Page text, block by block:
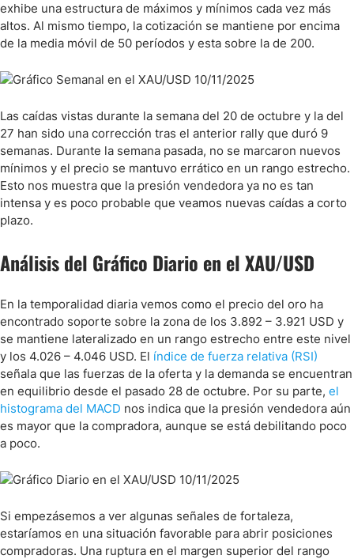
exhibe una estructura de máximos y mínimos cada vez más
altos. Al mismo tiempo, la cotización se mantiene por encima
de la media móvil de 50 períodos y esta sobre la de 200.
Las caídas vistas durante la semana del 20 de octubre y la del
27 han sido una corrección tras el anterior rally que duró 9
semanas. Durante la semana pasada, no se marcaron nuevos
mínimos y el precio se mantuvo errático en un rango estrecho.
Esto nos muestra que la presión vendedora ya no es tan
intensa y es poco probable que veamos nuevas caídas a corto
plazo.
Análisis del Gráfico Diario en el XAU/USD
En la temporalidad diaria vemos como el precio del oro ha
encontrado soporte sobre la zona de los 3.892 – 3.921 USD y
se mantiene lateralizado en un rango estrecho entre este nivel
y los 4.026 – 4.046 USD. El índice de fuerza relativa (RSI)
señala que las fuerzas de la oferta y la demanda se encuentran
en equilibrio desde el pasado 28 de octubre. Por su parte, el
histograma del MACD nos indica que la presión vendedora aún
es mayor que la compradora, aunque se está debilitando poco
a poco.
Si empezásemos a ver algunas señales de fortaleza,
estaríamos en una situación favorable para abrir posiciones
compradoras. Una ruptura en el margen superior del rango